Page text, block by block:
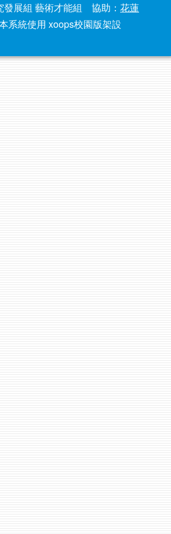
發展組 藝術才能組 協助： 花蓮
系統使用 xoops校園版架設